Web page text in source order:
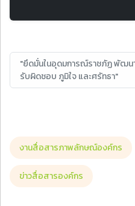
"ยึดมั่นในอุดมการณ์ราชภัฏ พัฒน
รับผิดชอบ ภูมิใจ และศรัทธา"
งานสื่อสารภาพลักษณ์องค์กร
ข่าวสื่อสารองค์กร